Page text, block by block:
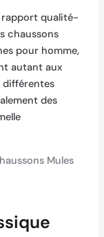
rapport qualité-
chaussons
pour homme,
autant aux
différentes
des
Mules